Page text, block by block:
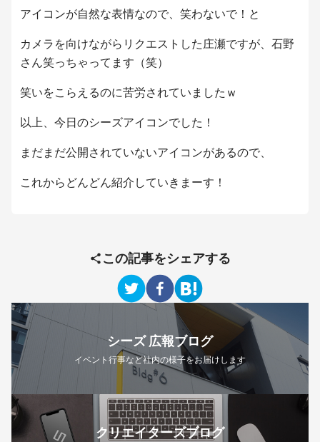
アイコンが自然な表情なので、笑わないで！と
カメラを向けながらリクエストした庄瀬ですが、石野
さん笑っちゃってます（笑）
笑いをこらえるのに苦労されていましたｗ
以上、今日のシーズアイコンでした！
まだまだ公開されていないアイコンがあるので、
これからどんどん紹介していきまーす！
この記事をシェアする
シーズ 広報ブログ
イベント行事など社内の様子をお届けします
クリエイターズブログ